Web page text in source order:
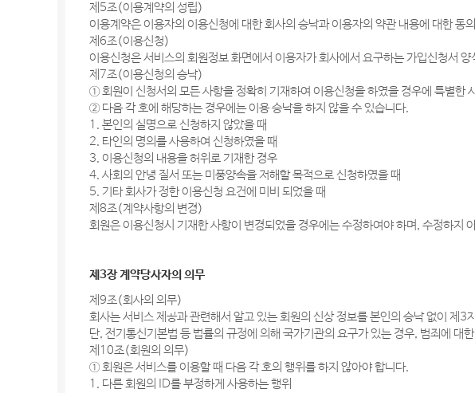
제5조(이용계약의 성립)
이용계약은 이용자의 이용신청에 대한 회사의 승낙과 이용자의 약관 내용에 대한 동
제6조(이용신청)
이용신청은 서비스의 회원정보 화면에서 이용자가 회사에서 요구하는 가입신청서
제7조(이용신청의 승낙)
① 회원이 신청서의 모든 사항을 정확히 기재하여 이용신청을 하였을 경우에 특별한
② 다음 각 호에 해당하는 경우에는 이용 승낙을 하지 않을 수 있습니다.
1. 본인의 실명으로 신청하지 않았을 때
2. 타인의 명의를 사용하여 신청하였을 때
3. 이용신청의 내용을 허위로 기재한 경우
4. 사회의 안녕 질서 또는 미풍양속을 저해할 목적으로 신청하였을 때
5. 기타 회사가 정한 이용신청 요건에 미비 되었을 때
제8조(계약사항의 변경)
회원은 이용신청시 기재한 사항이 변경되었을 경우에는 수정하여야 하며, 수정하지
제3장 계약당사자의 의무
제9조(회사의 의무)
회사는 서비스 제공과 관련해서 알고 있는 회원의 신상 정보를 본인의 승낙 없이 제3
단, 전기통신기본법 등 법률의 규정에 의해 국가기관의 요구가 있는 경우, 범죄에
제10조(회원의 의무)
① 회원은 서비스를 이용할 때 다음 각 호의 행위를 하지 않아야 합니다.
1. 다른 회원의 ID를 부정하게 사용하는 행위